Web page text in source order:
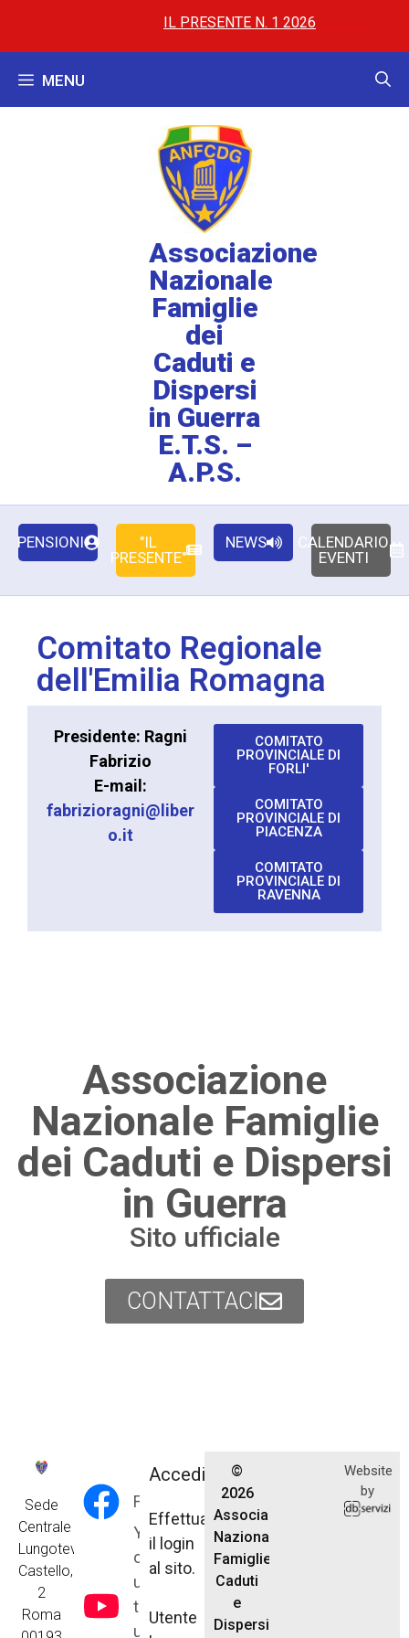
IL PRESENTE N. 1 2026............................
MENU
Associazione
Nazionale
Famiglie
dei
Caduti e
Dispersi
in Guerra
E.T.S. –
A.P.S.
PENSIONI
"IL
PRESENTE"
NEWS
CALENDARIO
EVENTI
Comitato Regionale
dell'Emilia Romagna
Presidente: Ragni
Fabrizio
E-mail:
fabrizioragni@liber
o.it
COMITATO
PROVINCIALE DI
FORLI'
COMITATO
PROVINCIALE DI
PIACENZA
COMITATO
PROVINCIALE DI
RAVENNA
Associazione
Nazionale Famiglie
dei Caduti e Dispersi
in Guerra
Sito ufficiale
CONTATTACI
Sede
Centrale
Lungotevere
Castello,
2
Roma
Facebook
Y
o
u
t
u
Accedi
Effettua
il login
al sito.
Utente
©
2026
Associazione
Nazionale
Famiglie
Caduti
e
Dispersi
Website
by